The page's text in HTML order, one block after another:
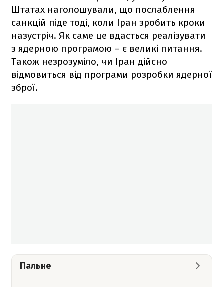
Штатах наголошували, що послаблення
санкцій піде тоді, коли Іран зробить кроки
назустріч. Як саме це вдасться реалізувати
з ядерною програмою – є великі питання.
Також незрозуміло, чи Іран дійсно
відмовиться від програми розробки ядерної
зброї.
Пальне